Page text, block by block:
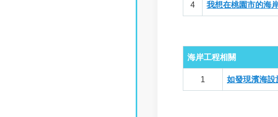
4 我想在桃園市的海
海岸工程相關
1 如發現濱海設